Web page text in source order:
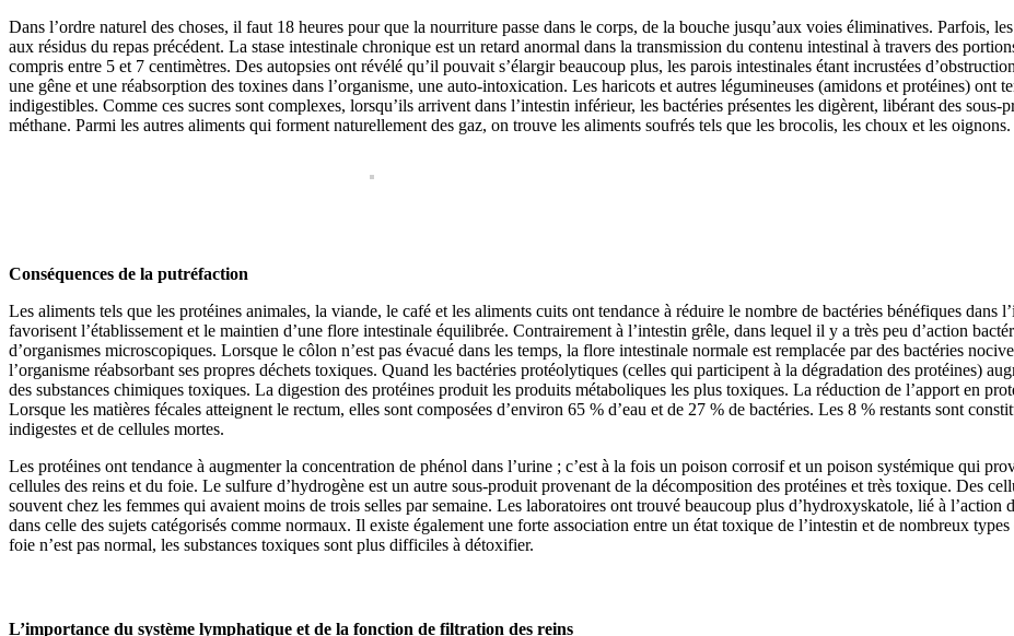
Dans l’ordre naturel des choses, il faut 18 heures pour que la nourriture passe dans le corps, de la bouche jusqu’aux voies éliminatives. Parfois,
aux résidus du repas précédent. La stase intestinale chronique est un retard anormal dans la transmission du contenu intestinal à travers des
compris entre 5 et 7 centimètres. Des autopsies ont révélé qu’il pouvait s’élargir beaucoup plus, les parois intestinales étant incrustées
une gêne et une réabsorption des toxines dans l’organisme, une auto-intoxication. Les haricots et autres légumineuses (amidons et protéines) ont
indigestibles. Comme ces sucres sont complexes, lorsqu’ils arrivent dans l’intestin inférieur, les bactéries présentes les digèrent, libérant des
méthane. Parmi les autres aliments qui forment naturellement des gaz, on trouve les aliments soufrés tels que les brocolis, les choux et les oignons.
Conséquences de la putréfaction
Les aliments tels que les protéines animales, la viande, le café et les aliments cuits ont tendance à réduire le nombre de bactéries bénéfiques dans
favorisent l’établissement et le maintien d’une flore intestinale équilibrée. Contrairement à l’intestin grêle, dans lequel il y a très peu d’action
d’organismes microscopiques. Lorsque le côlon n’est pas évacué dans les temps, la flore intestinale normale est remplacée par des bactéries
l’organisme réabsorbant ses propres déchets toxiques. Quand les bactéries protéolytiques (celles qui participent à la dégradation des protéines)
des substances chimiques toxiques. La digestion des protéines produit les produits métaboliques les plus toxiques. La réduction de l’apport en
Lorsque les matières fécales atteignent le rectum, elles sont composées d’environ 65 % d’eau et de 27 % de bactéries. Les 8 % restants sont
indigestes et de cellules mortes.
Les protéines ont tendance à augmenter la concentration de phénol dans l’urine ; c’est à la fois un poison corrosif et un poison systémique qui
cellules des reins et du foie. Le sulfure d’hydrogène est un autre sous-produit provenant de la décomposition des protéines et très toxique. Des
souvent chez les femmes qui avaient moins de trois selles par semaine. Les laboratoires ont trouvé beaucoup plus d’hydroxyskatole, lié à l’action
dans celle des sujets catégorisés comme normaux. Il existe également une forte association entre un état toxique de l’intestin et de nombreux
foie n’est pas normal, les substances toxiques sont plus difficiles à détoxifier.
L’importance du système lymphatique et de la fonction de filtration des reins